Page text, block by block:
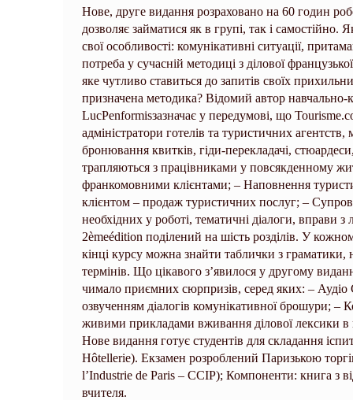
Нове, друге видання розраховано на 60 годин
дозволяє займатися як в групі, так і самостійно.
свої особливості: комунікативні ситуації,
потреба у сучасній методиці з ділової
яке чутливо ставиться до запитів своїх
призначена методика? Відомий автор навчально-
LucPenformisзазначає у передумові, що
адміністратори готелів та туристичних
бронювання квитків, гіди-перекладачі,
трапляються з працівниками у повсякденному
франкомовними клієнтами; – Наповнення
клієнтом – продаж туристичних послуг; –
необхідних у роботі, тематичні діалоги, вправи
2èmeédition поділений на шість розділів. У
кінці курсу можна знайти таблички з граматики,
термінів. Що цікавого з’явилося у другому
чимало приємних сюрпризів, серед яких: – Аудіо
озвученням діалогів комунікативної брошури; –
живими прикладами вживання ділової лексики в
Нове видання готує студентів для складання
Hôtellerie). Екзамен розроблений Паризькою
l’Industrie de Paris – CCIP); Компоненти: книга з
вчителя.